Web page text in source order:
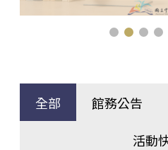
全部 館務公告
活動